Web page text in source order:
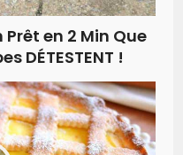
en 2 Min Que
DÉTESTENT !